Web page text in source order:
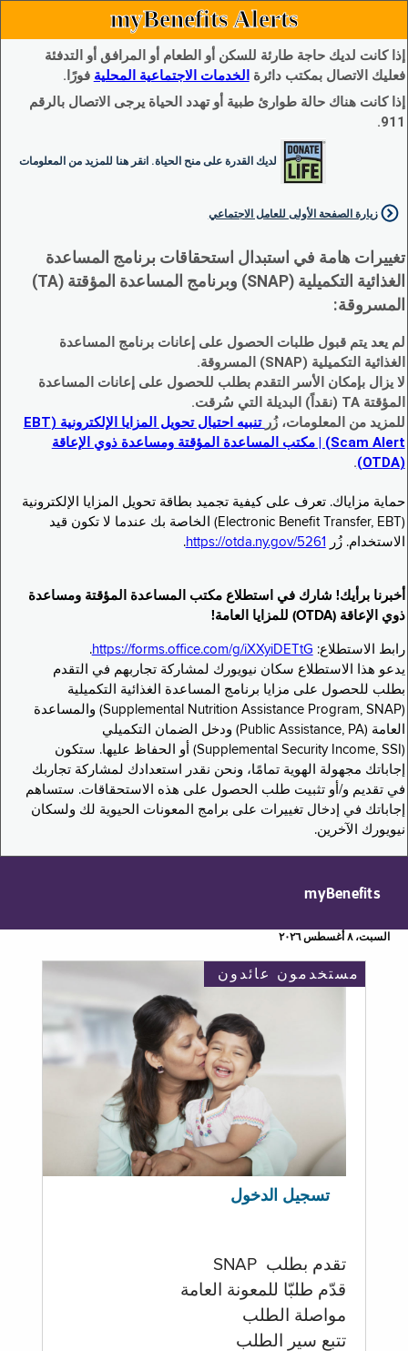
myBenefits Alerts
إذا كانت لديك حاجة طارئة للسكن أو الطعام أو المرافق أو التدفئة
فعليك الاتصال بمكتب دائرة الخدمات الاجتماعية المحلية فورًا.
إذا كانت هناك حالة طوارئ طبية أو تهدد الحياة يرجى الاتصال بالرقم
911.
لديك القدرة على منح الحياة. انقر هنا للمزيد من المعلومات
زيارة الصفحة الأولى للعامل الاجتماعي
تغييرات هامة في استبدال استحقاقات برنامج المساعدة
الغذائية التكميلية (SNAP) وبرنامج المساعدة المؤقتة (TA)
المسروقة:
لم يعد يتم قبول طلبات الحصول على إعانات برنامج المساعدة
الغذائية التكميلية (SNAP) المسروقة.
لا يزال بإمكان الأسر التقدم بطلب للحصول على إعانات المساعدة
المؤقتة TA (نقداً) البديلة التي سُرقت.
للمزيد من المعلومات، زُر
تنبيه احتيال تحويل المزايا الإلكترونية (EBT
Scam Alert) | مكتب المساعدة المؤقتة ومساعدة ذوي الإعاقة
(OTDA)
.
حماية مزاياك. تعرف على كيفية تجميد بطاقة تحويل المزايا الإلكترونية
(Electronic Benefit Transfer, EBT) الخاصة بك عندما لا تكون قيد
الاستخدام. زُر
https://otda.ny.gov/5261
.
أخبرنا برأيك! شارك في استطلاع مكتب المساعدة المؤقتة ومساعدة
ذوي الإعاقة (OTDA) للمزايا العامة!
رابط الاستطلاع: https://forms.office.com/g/iXXyiDETtG
.
يدعو هذا الاستطلاع سكان نيويورك لمشاركة تجاربهم في التقدم
بطلب للحصول على مزايا برنامج المساعدة الغذائية التكميلية
(Supplemental Nutrition Assistance Program, SNAP) والمساعدة
العامة (Public Assistance, PA) ودخل الضمان التكميلي
(Supplemental Security Income, SSI) أو الحفاظ عليها. ستكون
إجاباتك مجهولة الهوية تمامًا، ونحن نقدر استعدادك لمشاركة تجاربك
في تقديم و/أو تثبيت طلب الحصول على هذه الاستحقاقات. ستساهم
إجاباتك في إدخال تغييرات على برامج المعونات الحيوية لك ولسكان
نيويورك الآخرين.
myBenefits
السبت، ٨ أغسطس ٢٠٢٦
مستخدمون عائدون
تسجيل الدخول
تقدم بطلب SNAP
قدّم طلبّا للمعونة العامة
مواصلة الطلب
تتبع سير الطلب